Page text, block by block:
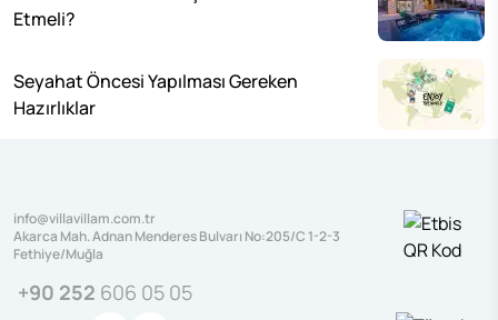
Etmeli?
Seyahat Öncesi Yapılması Gereken
Hazırlıklar
info@villavillam.com.tr
Akarca Mah. Adnan Menderes Bulvarı No:205/C 1-2-3
Fethiye/Muğla
+90 252 606 05 05